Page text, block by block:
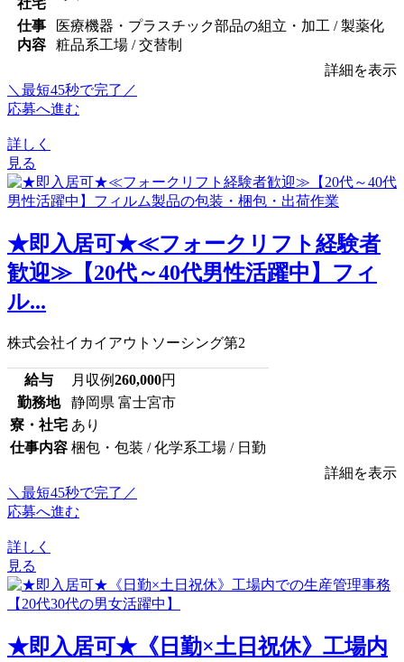
社宅
仕事
内容
医療機器・プラスチック部品の組立・加工 / 製薬化
粧品系工場 / 交替制
詳細を表示
＼最短45秒で完了／
応募へ進む
詳しく
見る
★即入居可★≪フォークリフト経験者
歓迎≫【20代～40代男性活躍中】フィ
ル...
株式会社イカイアウトソーシング第2
給与 月収例260,000円
勤務地
静岡県 富士宮市
寮・社宅 あり
仕事内容 梱包・包装 / 化学系工場 / 日勤
詳細を表示
＼最短45秒で完了／
応募へ進む
詳しく
見る
★即入居可★《日勤×土日祝休》工場内